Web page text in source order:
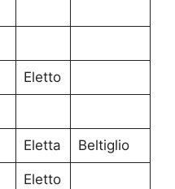
Eletto
Eletta Beltiglio
Eletto